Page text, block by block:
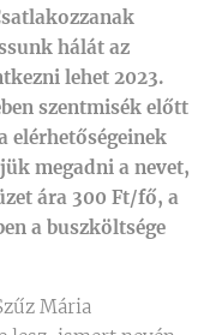
hálát az
lehet 2023.
szentmisék előtt
elérhetőségeinek
megadni a nevet,
ára 300 Ft/fő, a
a buszköltsége
Mária